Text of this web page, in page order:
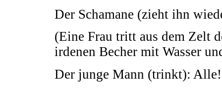
Der Schamane (zieht ihn
(Eine Frau tritt aus dem Zelt
irdenen Becher mit Wasser
Der junge Mann (trinkt):